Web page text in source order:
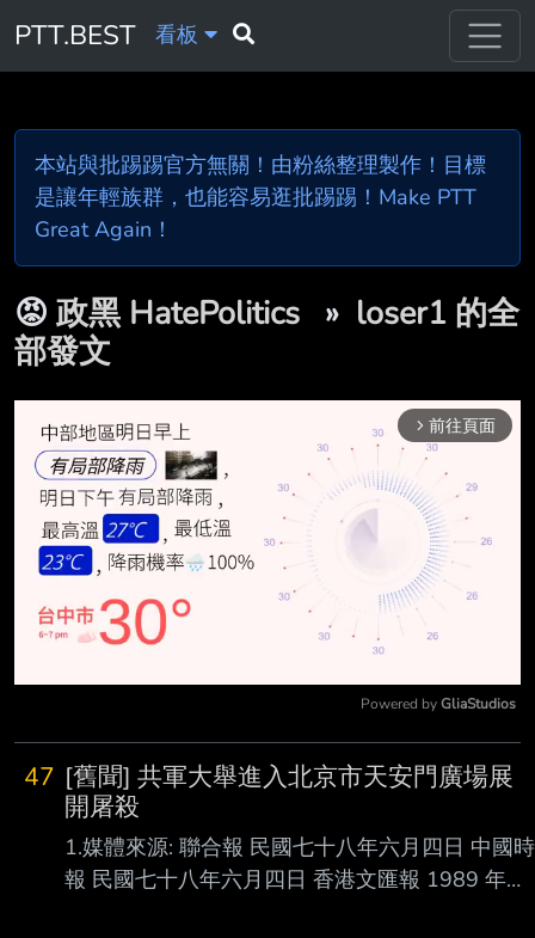
PTT.BEST 看板
本站與批踢踢官方無關！由粉絲整理製作！目標
是讓年輕族群，也能容易逛批踢踢！Make PTT
Great Again！
😡 政黑 HatePolitics » loser1 的全
部發文
arrow_forward_ios 前往頁面
Powered by GliaStudios
47 [舊聞] 共軍大舉進入北京市天安門廣場展
開屠殺
1.媒體來源: 聯合報 民國七十八年六月四日 中國時
報 民國七十八年六月四日 香港文匯報 1989 年六